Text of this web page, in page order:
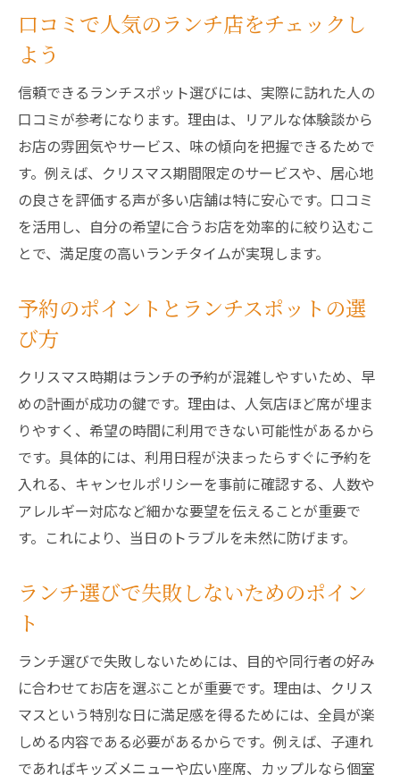
口コミで人気のランチ店をチェックし
よう
信頼できるランチスポット選びには、実際に訪れた人の
口コミが参考になります。理由は、リアルな体験談から
お店の雰囲気やサービス、味の傾向を把握できるためで
す。例えば、クリスマス期間限定のサービスや、居心地
の良さを評価する声が多い店舗は特に安心です。口コミ
を活用し、自分の希望に合うお店を効率的に絞り込むこ
とで、満足度の高いランチタイムが実現します。
予約のポイントとランチスポットの選
び方
クリスマス時期はランチの予約が混雑しやすいため、早
めの計画が成功の鍵です。理由は、人気店ほど席が埋ま
りやすく、希望の時間に利用できない可能性があるから
です。具体的には、利用日程が決まったらすぐに予約を
入れる、キャンセルポリシーを事前に確認する、人数や
アレルギー対応など細かな要望を伝えることが重要で
す。これにより、当日のトラブルを未然に防げます。
ランチ選びで失敗しないためのポイン
ト
ランチ選びで失敗しないためには、目的や同行者の好み
に合わせてお店を選ぶことが重要です。理由は、クリス
マスという特別な日に満足感を得るためには、全員が楽
しめる内容である必要があるからです。例えば、子連れ
であればキッズメニューや広い座席、カップルなら個室